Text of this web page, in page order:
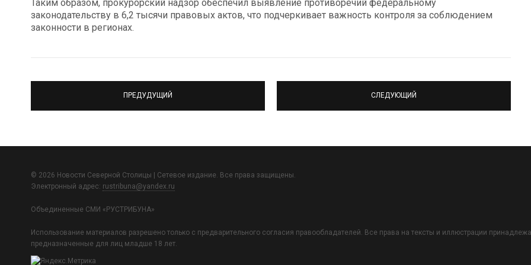
Таким образом, прокурорский надзор обеспечил выявление противоречий федеральному
законодательству в 6,2 тысячи правовых актов, что подчеркивает важность контроля за соблюдением
законности в регионах.
ПРЕДУДУЩИЙ СЛЕДУЮЩИЙ
© 2026 Новости Северной Столицы | Сетевое издание. Все права защищены.
Электронный адрес: rustribuna@yandex.ru
Объединенные СМИ «РУСТРИБУНА»
Использование материалов разрешено только с предварительного согласия правообладателей. Все права на тексты и иллюстрации
предназначенные для лиц младше 18 лет.